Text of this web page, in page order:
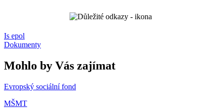
Is epol
Dokumenty
Mohlo by Vás zajímat
Evropský sociální fond
MŠMT